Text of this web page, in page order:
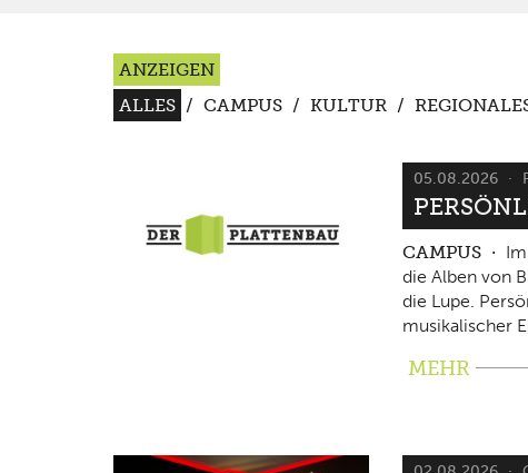
ANZEIGEN
ALLES / CAMPUS / KULTUR /
05.08.2026
CAMPUS
die Alben von
die Lupe.
musikalischer
MEHR